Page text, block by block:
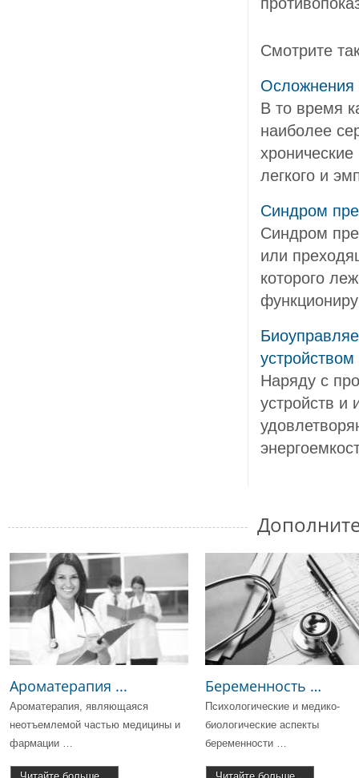
Смотрите
Осложнения
В то время
наиболее
легкого и
Синдром
Синдром
или
которого
Наряду с
устройств и
Ароматерапия ...
Ароматерапия, являющаяся
неотъемлемой частью медицины и
фармации …
Беременность …
Психологические и медико-
биологические аспекты
беременности …